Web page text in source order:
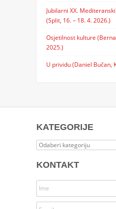
Jubilarni XX.
(Split, 16. – 18. 4. 2026.)
Osjetilnost kulture
2025.)
U prividu (Daniel Bučan,
KATEGORIJE
Kategorije
KONTAKT